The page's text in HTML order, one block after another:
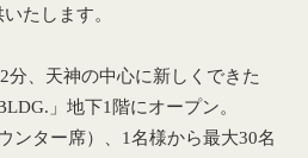
たします。
分、天神の中心に新しくできた
」地下1階にオープン。
ンター席）、1名様から最大30名